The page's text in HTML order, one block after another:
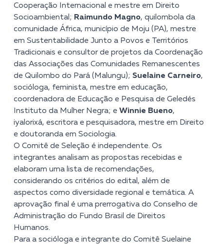
Cooperação Internacional e mestre em Direito
Socioambiental; Raimundo Magno, quilombola da
comunidade África, município de Moju (PA), mestre
em Sustentabilidade Junto a Povos e Territórios
Tradicionais e consultor de projetos da Coordenação
das Associações das Comunidades Remanescentes
de Quilombo do Pará (Malungu); Suelaine Carneiro,
socióloga, feminista, mestre em educação,
coordenadora de Educação e Pesquisa de Geledés
Instituto da Mulher Negra; e Winnie Bueno,
iyalorixá, escritora e pesquisadora, mestre em Direito
e doutoranda em Sociologia.
O Comitê de Seleção é independente. Os
integrantes analisam as propostas recebidas e
elaboram uma lista de recomendações,
considerando os critérios do edital, além de
aspectos como diversidade regional e temática. A
aprovação final é uma prerrogativa do Conselho de
Administração do Fundo Brasil de Direitos
Humanos.
Para a socióloga e integrante do Comitê Suelaine